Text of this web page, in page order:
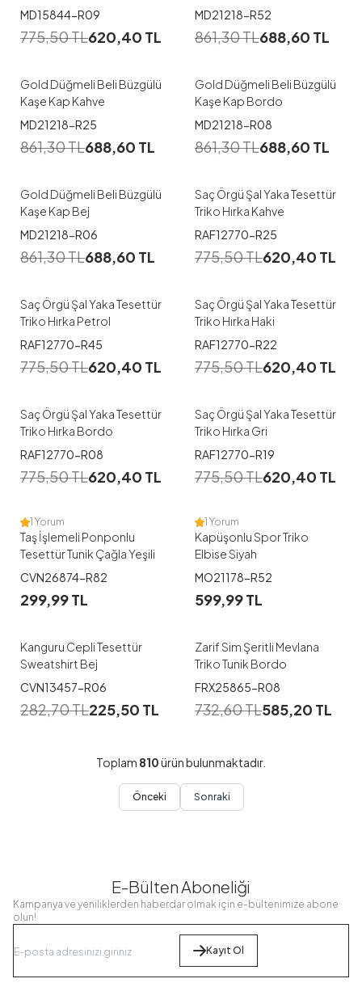
MD15844-R09
775,50TL620,40 TL
MD21218-R52
861,30TL688,60 TL
38-40
42-44
46-48
Gold Düğmeli Beli Büzgülü
Kaşe Kap Kahve
MD21218-R25
861,30TL688,60 TL
38-40
42-44
46-48
Gold Düğmeli Beli Büzgülü
Kaşe Kap Bordo
MD21218-R08
861,30TL688,60 TL
42-44 46-48
Gold Düğmeli Beli Büzgülü
Kaşe Kap Bej
MD21218-R06
861,30TL688,60 TL
Saç Örgü Şal Yaka Tesettür
Triko Hırka Kahve
RAF12770-R25
775,50TL620,40 TL
Saç Örgü Şal Yaka Tesettür
Triko Hırka Petrol
RAF12770-R45
775,50TL620,40 TL
Saç Örgü Şal Yaka Tesettür
Triko Hırka Haki
RAF12770-R22
775,50TL620,40 TL
Saç Örgü Şal Yaka Tesettür
Triko Hırka Bordo
RAF12770-R08
775,50TL620,40 TL
Saç Örgü Şal Yaka Tesettür
Triko Hırka Gri
RAF12770-R19
775,50TL620,40 TL
40
1 Yorum
Taş İşlemeli Ponponlu
Tesettür Tunik Çağla Yeşili
CVN26874-R82
299,99TL
1 Yorum
Kapüşonlu Spor Triko
Elbise Siyah
MO21178-R52
599,99TL
Kanguru Cepli Tesettür
Sweatshirt Bej
CVN13457-R06
282,70TL225,50 TL
Zarif Sim Şeritli Mevlana
Triko Tunik Bordo
FRX25865-R08
732,60TL585,20 TL
Toplam 810ürün bulunmaktadır.
Önceki Sonraki
E-Bülten Aboneliği
Kampanya ve yeniliklerden haberdar olmak için e-bültenimize abone
olun!
Kayıt Ol